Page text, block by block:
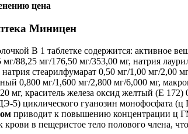
цена
Миницен
В 1 таблетке содержится: активное
88,25 мг/176,50 мг/353,00 мг, натрия
стеарилфумарат 0,50 мг/1,00 мг/
0,800 мг/1,600 мг/2,800 мг/6,000 мг,
мг, краситель железа оксид желтый (Е
5) циклического гуанозин монофосфата
приводит к повышению концентрации ц
в пещеристое тело полового члена,